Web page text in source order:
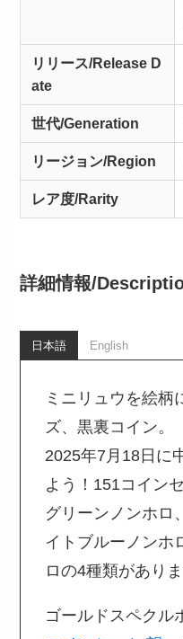
リリース/Release D
ate
世代/Generation
リージョン/Region
レア度/Rarity
詳細情報/
日本語 English
ミニリュウを絵柄
ズ、黒裏コイン。
2025年7月18日に
よう！151コイン
グリーンノンホロ
イトブルーノンホ
ロの4種類がありま
ゴールドスペクル